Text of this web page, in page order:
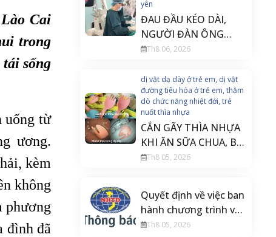
Cai
trong
sống
uống từ
ương.
kèm
không
phương
đình đã
yên
ĐAU ĐẦU KÉO DÀI,
NGƯỜI ĐÀN ÔNG
PHÁT HIỆN U TUYẾN
Th8 06, 2026
dị vật dạ dày ở trẻ em, dị vật
đường tiêu hóa ở trẻ em, thăm
dò chức năng nhiệt đới, trẻ
nuốt thìa nhựa
CẮN GÃY THÌA NHỰA
KHI ĂN SỮA CHUA, BÉ
20 THÁNG TUỔI PHẢI
Th8 05, 2026
Quyết định về việc ban
hành chương trình và
tài liệu đào tạo liên tục
Th8 05, 2026